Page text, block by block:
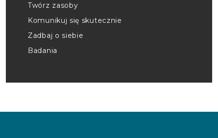
Twórz zasoby
Komunikuj się skutecznie
Zadbaj o siebie
Badania